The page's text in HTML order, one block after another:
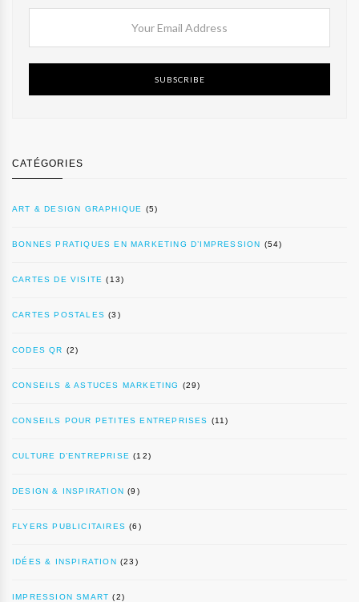
SUBSCRIBE
CATÉGORIES
ART & DESIGN GRAPHIQUE (5)
BONNES PRATIQUES EN MARKETING D’IMPRESSION (54)
CARTES DE VISITE (13)
CARTES POSTALES (3)
CODES QR (2)
CONSEILS & ASTUCES MARKETING (29)
CONSEILS POUR PETITES ENTREPRISES (11)
CULTURE D’ENTREPRISE (12)
DESIGN & INSPIRATION (9)
FLYERS PUBLICITAIRES (6)
IDÉES & INSPIRATION (23)
IMPRESSION SMART (2)